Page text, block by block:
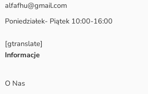
alfafhu@gmail.com
Poniedziałek- Piątek 10:00-16:00
[gtranslate]
Informacje
O Nas